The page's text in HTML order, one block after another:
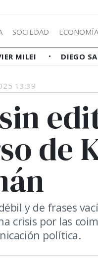
SOCIEDAD ECONOMÍA
MILEI DIEGO
13:39
de
y de frases
crisis por las
política.